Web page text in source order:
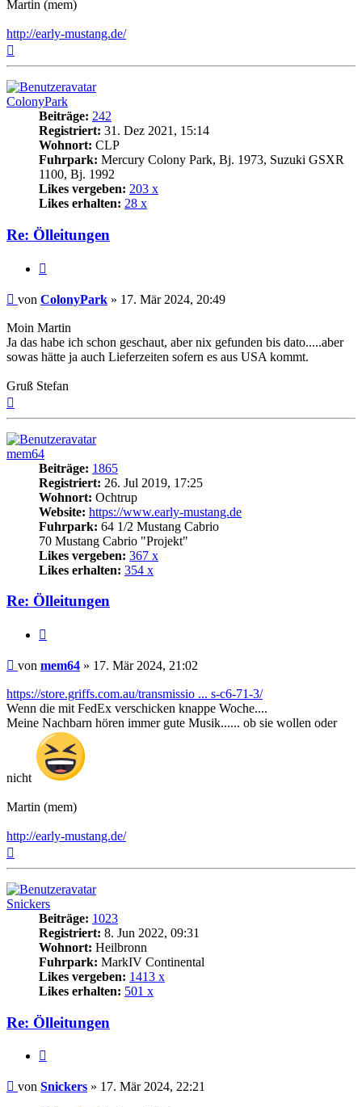
Martin (mem)
http://early-mustang.de/
ColonyPark
Beiträge: 242
Registriert: 31. Dez 2021, 15:14
Wohnort: CLP
Fuhrpark: Mercury Colony Park, Bj. 1973, Suzuki GSXR
1100, Bj. 1992
Likes vergeben: 203 x
Likes erhalten: 28 x
Re: Ölleitungen
Beitrag
von ColonyPark » 17. Mär 2024, 20:49
Moin Martin
Ja das habe ich schon geschaut, aber nix gefunden bis dato.....aber
sowas hätte ja auch Lieferzeiten sofern es aus USA kommt.
Gruß Stefan
mem64
Beiträge: 1865
Registriert: 26. Jul 2019, 17:25
Wohnort: Ochtrup
Website: https://www.early-mustang.de
Fuhrpark: 64 1/2 Mustang Cabrio
70 Mustang Cabrio "Projekt"
Likes vergeben: 367 x
Likes erhalten: 354 x
Re: Ölleitungen
Beitrag
von mem64 » 17. Mär 2024, 21:02
https://store.griffs.com.au/transmissio ... s-c6-71-3/
Wenn die mit FedEx verschicken knappe Woche....
Meine Nachbarn hören immer gute Musik...... ob sie wollen oder
nicht
Martin (mem)
http://early-mustang.de/
Snickers
Beiträge: 1023
Registriert: 8. Jun 2022, 09:31
Wohnort: Heilbronn
Fuhrpark: MarkIV Continental
Likes vergeben: 1413 x
Likes erhalten: 501 x
Re: Ölleitungen
Beitrag
von Snickers » 17. Mär 2024, 22:21